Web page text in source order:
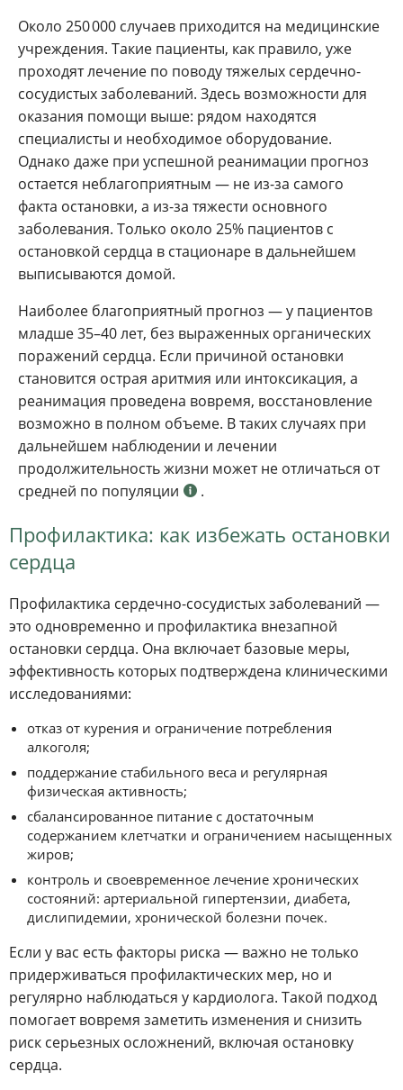
Около 250 000 случаев приходится на медицинские
учреждения. Такие пациенты, как правило, уже
проходят лечение по поводу тяжелых сердечно-
сосудистых заболеваний. Здесь возможности для
оказания помощи выше: рядом находятся
специалисты и необходимое оборудование.
Однако даже при успешной реанимации прогноз
остается неблагоприятным — не из-за самого
факта остановки, а из-за тяжести основного
заболевания. Только около 25% пациентов с
остановкой сердца в стационаре в дальнейшем
выписываются домой.
Наиболее благоприятный прогноз — у пациентов
младше 35–40 лет, без выраженных органических
поражений сердца. Если причиной остановки
становится острая аритмия или интоксикация, а
реанимация проведена вовремя, восстановление
возможно в полном объеме. В таких случаях при
дальнейшем наблюдении и лечении
продолжительность жизни может не отличаться от
средней по популяции
.
Профилактика: как избежать остановки
сердца
Профилактика сердечно-сосудистых заболеваний —
это одновременно и профилактика внезапной
остановки сердца. Она включает базовые меры,
эффективность которых подтверждена клиническими
исследованиями:
отказ от курения и ограничение потребления
алкоголя;
поддержание стабильного веса и регулярная
физическая активность;
сбалансированное питание с достаточным
содержанием клетчатки и ограничением насыщенных
жиров;
контроль и своевременное лечение хронических
состояний: артериальной гипертензии, диабета,
дислипидемии, хронической болезни почек.
Если у вас есть факторы риска — важно не только
придерживаться профилактических мер, но и
регулярно наблюдаться у кардиолога. Такой подход
помогает вовремя заметить изменения и снизить
риск серьезных осложнений, включая остановку
сердца.